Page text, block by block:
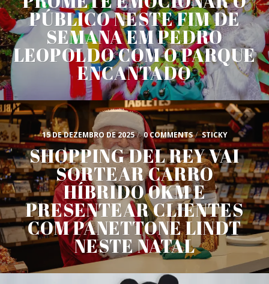
PÚBLICO NESTE FIM DE
SEMANA EM PEDRO
LEOPOLDO COM O PARQUE
ENCANTADO
15 DE DEZEMBRO DE 2025 / 0 COMMENTS / STICKY
SHOPPING DEL REY VAI
SORTEAR CARRO
HÍBRIDO 0KM E
PRESENTEAR CLIENTES
COM PANETTONE LINDT
NESTE NATAL